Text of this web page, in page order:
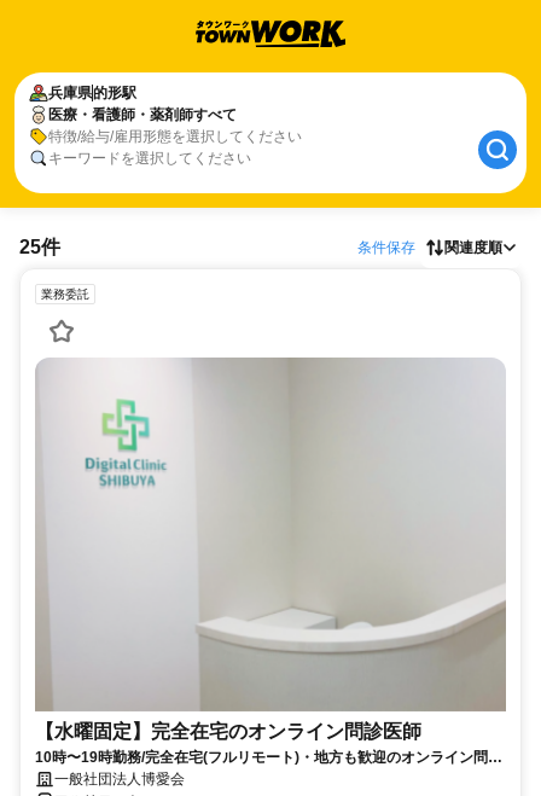
兵庫県的形駅
医療・看護師・薬剤師すべて
特徴/給与/雇用形態を選択してください
キーワードを選択してください
25件 条件保存 関連度順
業務委託
【水曜固定】完全在宅のオンライン問診医師
10時〜19時勤務/完全在宅(フルリモート)・地方も歓迎のオンライン問診
業務一般社団法人博愛会